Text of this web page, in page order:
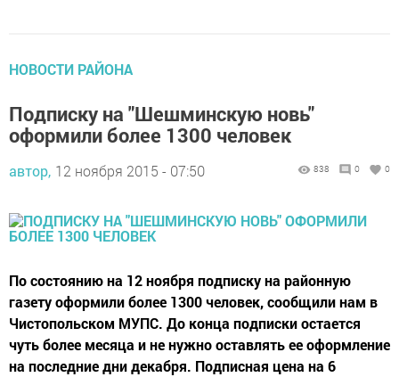
НОВОСТИ РАЙОНА
Подписку на "Шешминскую новь"
оформили более 1300 человек
автор, 12 ноября 2015 - 07:50 838 0 0
По состоянию на 12 ноября подписку на районную
газету оформили более 1300 человек, сообщили нам в
Чистопольском МУПС. До конца подписки остается
чуть более месяца и не нужно оставлять ее оформление
на последние дни декабря. Подписная цена на 6